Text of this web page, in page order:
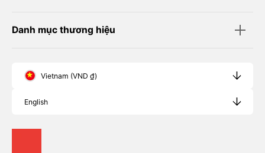
Danh mục thương hiệu
Vietnam (VND ₫)
English